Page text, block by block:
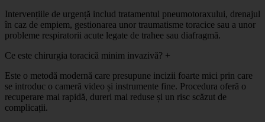
Intervențiile de urgență includ tratamentul pneumotoraxului, drenajul
în caz de empiem, gestionarea unor traumatisme toracice sau a unor
probleme respiratorii acute legate de trahee sau diafragmă.
Ce este chirurgia toracică minim invazivă? +
Este o metodă modernă care presupune incizii foarte mici prin care
se introduc o cameră video și instrumente fine. Procedura oferă o
recuperare mai rapidă, dureri mai reduse și un risc scăzut de
complicații.